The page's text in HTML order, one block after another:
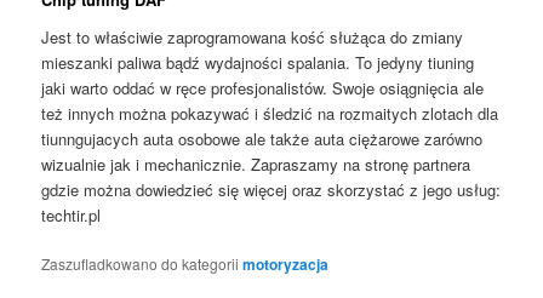
Jest to właściwie zaprogramowana kość służąca do zmiany
mieszanki paliwa bądź wydajności spalania. To jedyny tiuning
jaki warto oddać w ręce profesjonalistów. Swoje osiągnięcia ale
też innych można pokazywać i śledzić na rozmaitych zlotach dla
tiunngujacych auta osobowe ale także auta ciężarowe zarówno
wizualnie jak i mechanicznie. Zapraszamy na stronę partnera
gdzie można dowiedzieć się więcej oraz skorzystać z jego usług:
techtir.pl
Zaszufladkowano do kategorii motoryzacja